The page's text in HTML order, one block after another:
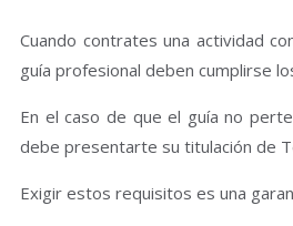
Cuando contrates una actividad
guía profesional deben cumplirse
En el caso de que el guía no
debe presentarte su titulación de
Exigir estos requisitos es una